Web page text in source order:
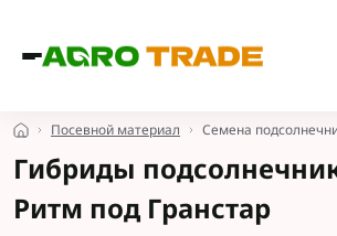
Посевной материал Семена
Гибриды
Ритм под Гранстар